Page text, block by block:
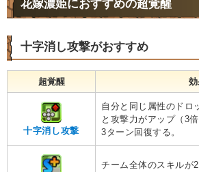
花嫁濃姫におすすめの超覚醒
十字消し攻撃がおすすめ
超覚醒
十字消し攻撃
自分と同じ属性のドロ
と攻撃力がアップ（3
3ターン回復する。
チーム全体のスキルが